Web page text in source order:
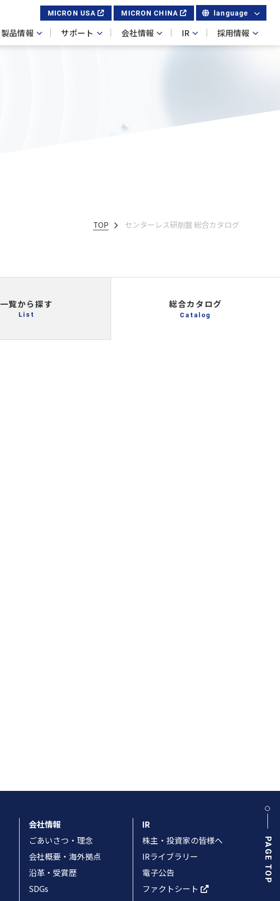
MICRON USA MICRON CHINA language
製品情報 サポート 会社情報 IR 採用情報
TOP センターレス研削盤 総合カタログ
一覧から探す
List
総合カタログ
Catalog
PAGE TOP
会社情報
ごあいさつ・理念
会社概要・海外拠点
沿革・受賞歴
SDGs
IR
株主・投資家の皆様へ
IRライブラリー
電子公告
ファクトシート